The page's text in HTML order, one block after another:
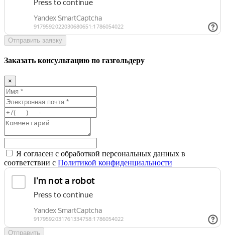
Отправить заявку
Заказать консультацию по газгольдеру
×
Я согласен с обработкой персональных данных в
соответствии с Политикой конфиденциальности
Отправить